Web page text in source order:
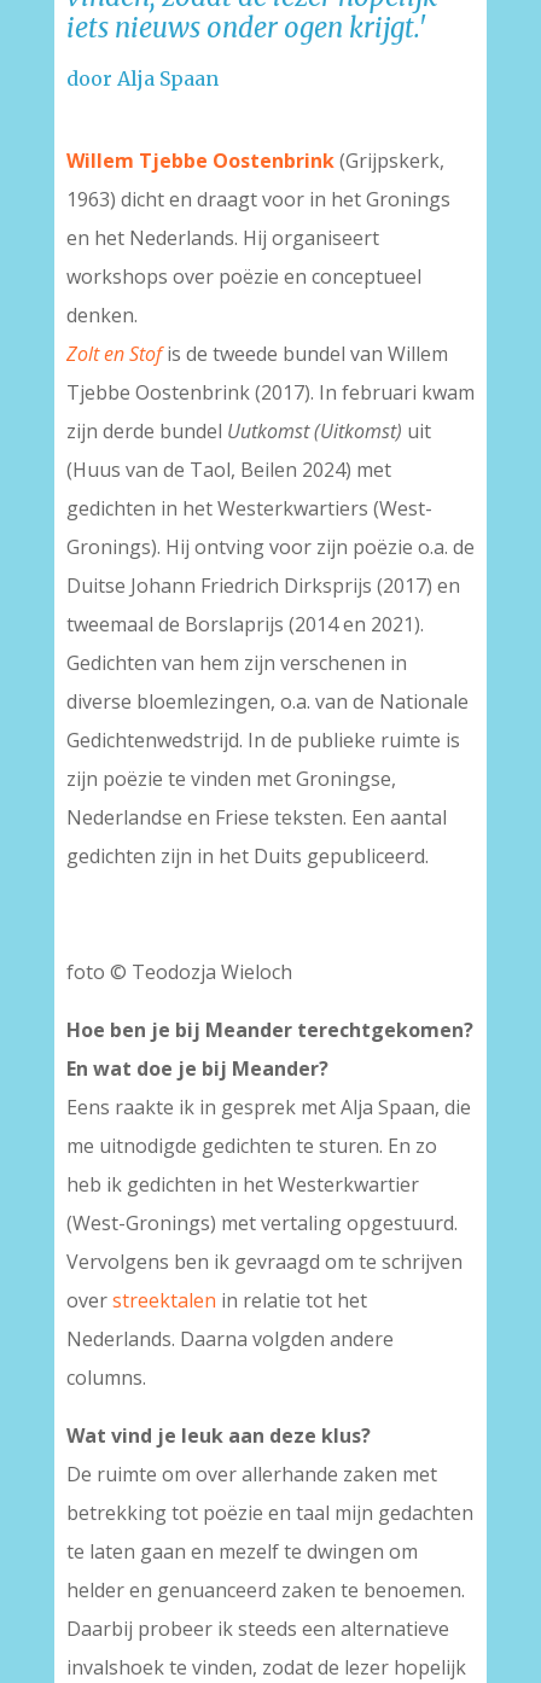
iets nieuws onder ogen krijgt.'
door Alja Spaan
Willem Tjebbe Oostenbrink(Grijpskerk,
1963) dicht en draagt voor in het Gronings
en het Nederlands. Hij organiseert
workshops over poëzie en conceptueel
denken.
Zolt en Stofis de tweede bundel van Willem
Tjebbe Oostenbrink (2017). In februari kwam
zijn derde bundel Uutkomst (Uitkomst) uit
(Huus van de Taol, Beilen 2024) met
gedichten in het Westerkwartiers (West-
Gronings). Hij ontving voor zijn poëzie o.a. de
Duitse Johann Friedrich Dirksprijs (2017) en
tweemaal de Borslaprijs (2014 en 2021).
Gedichten van hem zijn verschenen in
diverse bloemlezingen, o.a. van de Nationale
Gedichtenwedstrijd. In de publieke ruimte is
zijn poëzie te vinden met Groningse,
Nederlandse en Friese teksten. Een aantal
gedichten zijn in het Duits gepubliceerd.
foto © Teodozja Wieloch
Hoe ben je bij Meander terechtgekomen?
En wat doe je bij Meander?
Eens raakte ik in gesprek met Alja Spaan, die
me uitnodigde gedichten te sturen. En zo
heb ik gedichten in het Westerkwartier
(West-Gronings) met vertaling opgestuurd.
Vervolgens ben ik gevraagd om te schrijven
overstreektalen in relatie tot het
Nederlands. Daarna volgden andere
columns.
Wat vind je leuk aan deze klus?
De ruimte om over allerhande zaken met
betrekking tot poëzie en taal mijn gedachten
te laten gaan en mezelf te dwingen om
helder en genuanceerd zaken te benoemen.
Daarbij probeer ik steeds een alternatieve
invalshoek te vinden, zodat de lezer hopelijk